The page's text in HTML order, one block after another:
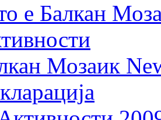
е Балкан
Мозаик